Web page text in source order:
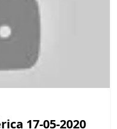
17-05-2020